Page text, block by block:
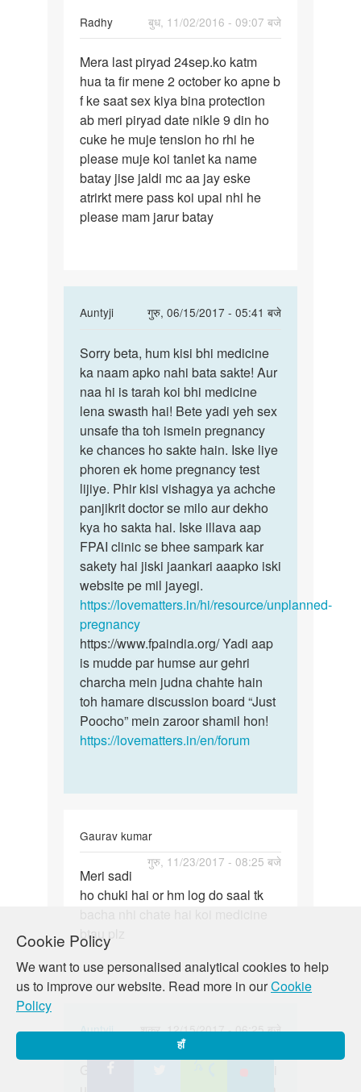
Cookie Policy
We want to use personalised analytical cookies to help
us to improve our website. Read more in ourCookie
Policy
हाँ
Radhy
बुध, 11/02/2016 - 09:07 बजे
Mera
last
piryad
24sep.ko
Mera last piryad 24sep.ko katm
hua ta fir mene 2 october ko apne b
f ke saat sex kiya bina protection
ab meri piryad date nikle 9 din ho
cuke he muje tension ho rhi he
please muje koi tanlet ka name
batay jise jaldi mc aa jay eske
atrirkt mere pass koi upai nhi he
please mam jarur batay
Auntyji
गुरु, 06/15/2017 - 05:41 बजे
In
to
Mera
last
piryad
24sep.ko
by
Radhy
Sorry
beta,
hum
kisi
bhi
Sorry beta, hum kisi bhi medicine
ka naam apko nahi bata sakte! Aur
naa hi is tarah koi bhi medicine
lena swasth hai! Bete yadi yeh sex
unsafe tha toh ismein pregnancy
ke chances ho sakte hain. Iske liye
phoren ek home pregnancy test
lijiye. Phir kisi vishagya ya achche
panjikrit doctor se milo aur dekho
kya ho sakta hai. Iske illava aap
FPAI clinic se bhee sampark kar
sakety hai jiski jaankari aaapko iski
website pe mil jayegi.
https://lovematters.in/hi/resource/unplanned-
pregnancy
https://www.fpaindia.org/ Yadi aap
is mudde par humse aur gehri
charcha mein judna chahte hain
toh hamare discussion board “Just
Poocho” mein zaroor shamil hon!
https://lovematters.in/en/forum
Gaurav kumar
गुरु, 11/23/2017 - 08:25 बजे
Meri
sadi
chuki
or
hm…
Meri sadi
ho chuki hai or hm log do saal tk
btau plz
Auntyji
शुक्र, 12/15/2017 - 06:25 बजे
In
Gaurav bete, garbhnirodhan ke kai